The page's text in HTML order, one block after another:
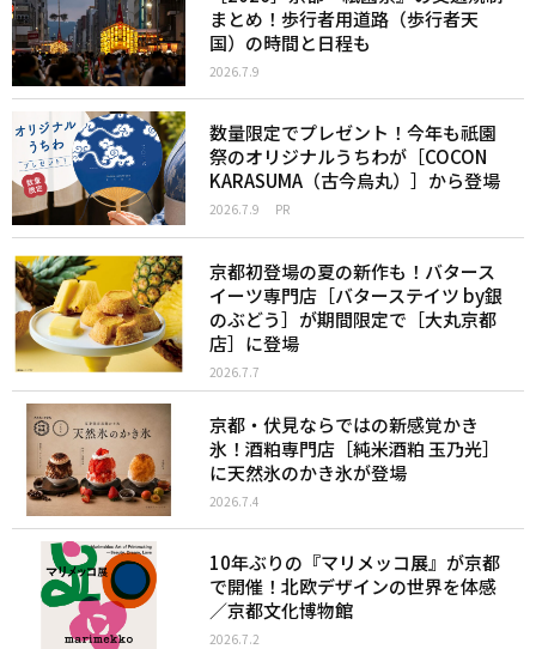
まとめ！歩行者用道路（歩行者天
国）の時間と日程も
2026.7.9
数量限定でプレゼント！今年も祇園
祭のオリジナルうちわが［COCON
KARASUMA（古今烏丸）］から登場
2026.7.9 PR
京都初登場の夏の新作も！バタース
イーツ専門店［バターステイツ by銀
のぶどう］が期間限定で［大丸京都
店］に登場
2026.7.7
京都・伏見ならではの新感覚かき
氷！酒粕専門店［純米酒粕 玉乃光］
に天然氷のかき氷が登場
2026.7.4
10年ぶりの『マリメッコ展』が京都
で開催！北欧デザインの世界を体感
／京都文化博物館
2026.7.2